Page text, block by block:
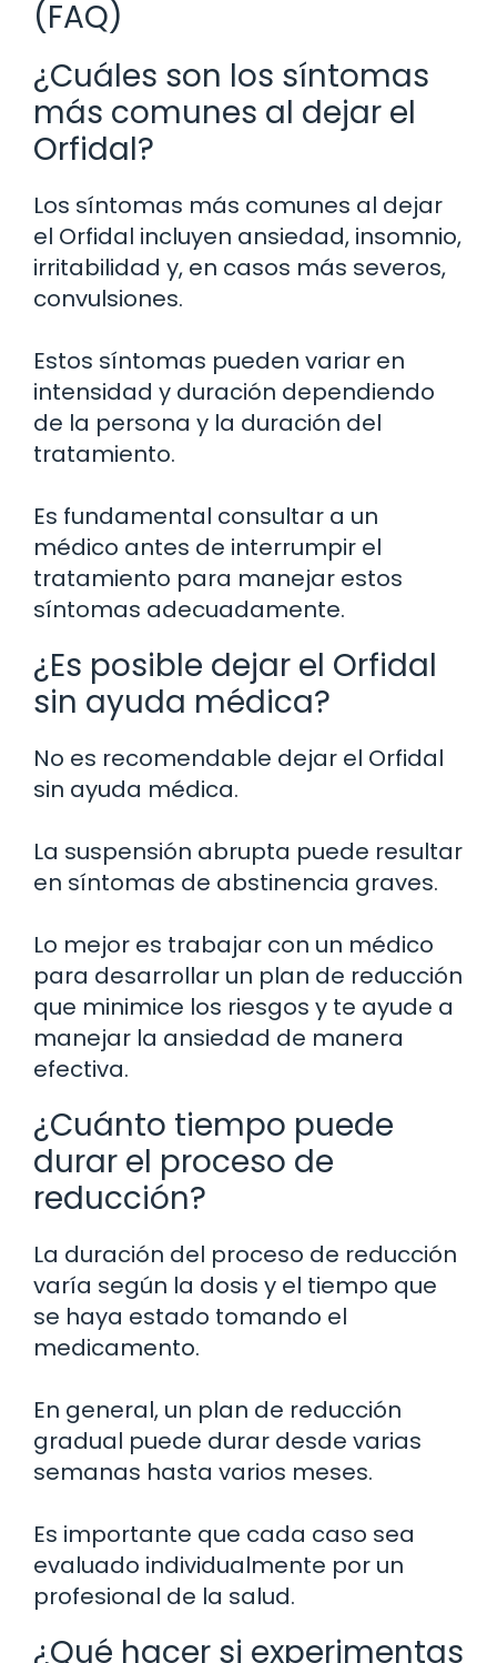
(FAQ)
¿Cuáles son los síntomas
más comunes al dejar el
Orfidal?
Los síntomas más comunes al dejar
el Orfidal incluyen ansiedad, insomnio,
irritabilidad y, en casos más severos,
convulsiones.
Estos síntomas pueden variar en
intensidad y duración dependiendo
de la persona y la duración del
tratamiento.
Es fundamental consultar a un
médico antes de interrumpir el
tratamiento para manejar estos
síntomas adecuadamente.
¿Es posible dejar el Orfidal
sin ayuda médica?
No es recomendable dejar el Orfidal
sin ayuda médica.
La suspensión abrupta puede resultar
en síntomas de abstinencia graves.
Lo mejor es trabajar con un médico
para desarrollar un plan de reducción
que minimice los riesgos y te ayude a
manejar la ansiedad de manera
efectiva.
¿Cuánto tiempo puede
durar el proceso de
reducción?
La duración del proceso de reducción
varía según la dosis y el tiempo que
se haya estado tomando el
medicamento.
En general, un plan de reducción
gradual puede durar desde varias
semanas hasta varios meses.
Es importante que cada caso sea
evaluado individualmente por un
profesional de la salud.
¿Qué hacer si experimentas